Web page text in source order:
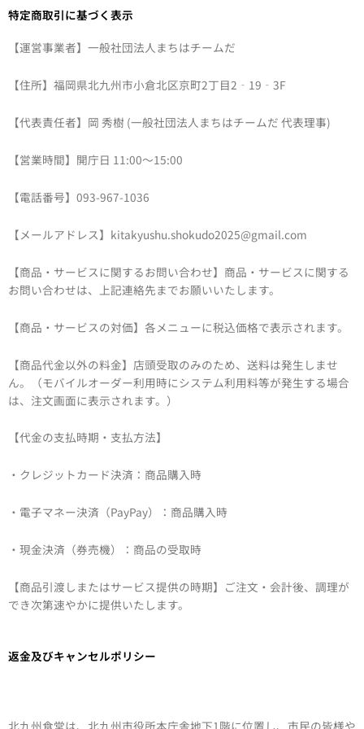
特定商取引に基づく表示
【運営事業者】一般社団法人まちはチームだ
【住所】福岡県北九州市小倉北区京町2丁目2‐19‐3F
【代表責任者】岡 秀樹 (一般社団法人まちはチームだ 代表理事)
【営業時間】開庁日 11:00～15:00
【電話番号】093-967-1036
【メールアドレス】kitakyushu.shokudo2025@gmail.com
【商品・サービスに関するお問い合わせ】商品・サービスに関する
お問い合わせは、上記連絡先までお願いいたします。
【商品・サービスの対価】各メニューに税込価格で表示されます。
【商品代金以外の料金】店頭受取のみのため、送料は発生しませ
ん。（モバイルオーダー利用時にシステム利用料等が発生する場合
は、注文画面に表示されます。）
【代金の支払時期・支払方法】
・クレジットカード決済：商品購入時
・電子マネー決済（PayPay）：商品購入時
・現金決済（券売機）：商品の受取時
【商品引渡しまたはサービス提供の時期】ご注文・会計後、調理が
でき次第速やかに提供いたします。
返金及びキャンセルポリシー